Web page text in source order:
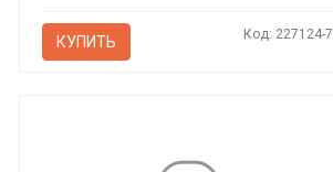
КУПИТЬ Код: 227124-7